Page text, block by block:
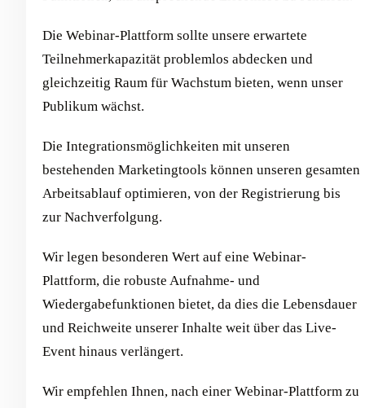
Die Webinar-Plattform sollte unsere erwartete
Teilnehmerkapazität problemlos abdecken und
gleichzeitig Raum für Wachstum bieten, wenn unser
Publikum wächst.
Die Integrationsmöglichkeiten mit unseren
bestehenden Marketingtools können unseren gesamten
Arbeitsablauf optimieren, von der Registrierung bis
zur Nachverfolgung.
Wir legen besonderen Wert auf eine Webinar-
Plattform, die robuste Aufnahme- und
Wiedergabefunktionen bietet, da dies die Lebensdauer
und Reichweite unserer Inhalte weit über das Live-
Event hinaus verlängert.
Wir empfehlen Ihnen, nach einer Webinar-Plattform zu